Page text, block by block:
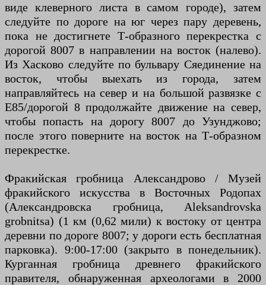
виде клеверного листа в самом городе), затем
следуйте по дороге на юг через пару деревень,
пока не достигнете Т-образного перекрестка с
дорогой 8007 в направлении на восток (налево).
Из Хасково следуйте по бульвару Сяединение на
восток, чтобы выехать из города, затем
направляйтесь на север и на большой развязке с
E85/дорогой 8 продолжайте движение на север,
чтобы попасть на дорогу 8007 до Узунджово;
после этого поверните на восток на Т-образном
перекрестке.
Фракийская гробница Александрово / Музей
фракийского искусства в Восточных Родопах
(Александровска гробница, Aleksandrovska
grobnitsa) (1 км (0,62 мили) к востоку от центра
деревни по дороге 8007; у дороги есть бесплатная
парковка). 9:00-17:00 (закрыто в понедельник).
Курганная гробница древнего фракийского
правителя, обнаруженная археологами в 2000